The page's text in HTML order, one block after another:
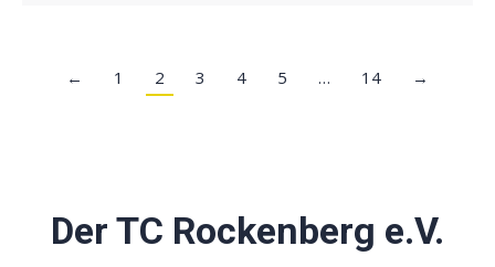
← 1 2 3 4 5 … 14 →
Der TC Rockenberg e.V.